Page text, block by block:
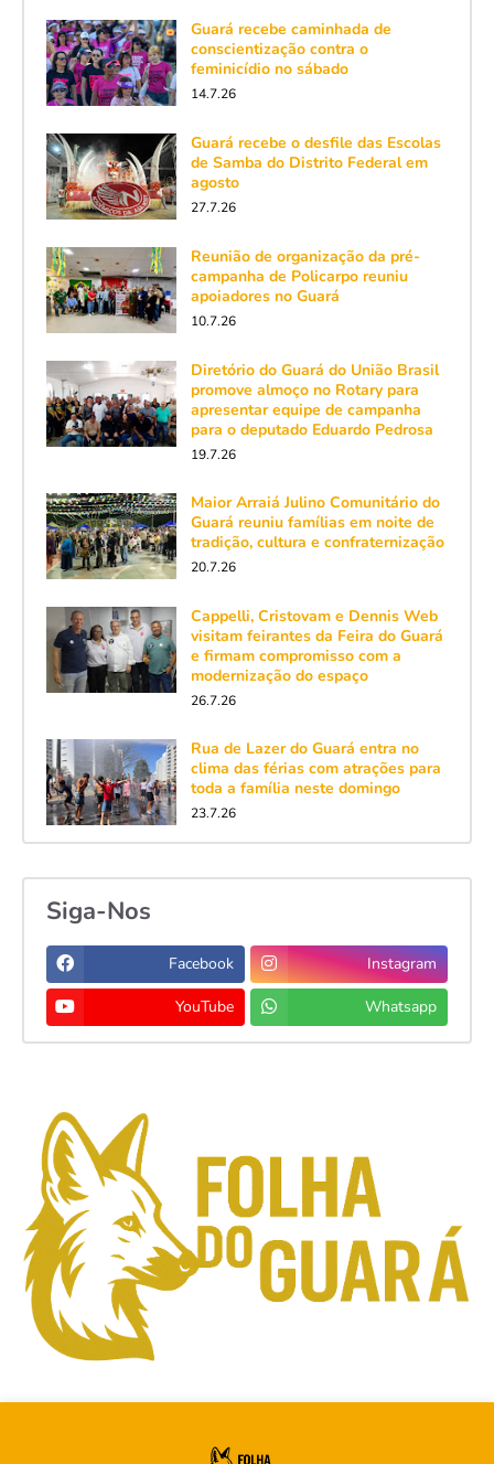
Guará recebe caminhada de
conscientização contra o
feminicídio no sábado
14.7.26
Guará recebe o desfile das Escolas
de Samba do Distrito Federal em
agosto
27.7.26
Reunião de organização da pré-
campanha de Policarpo reuniu
apoiadores no Guará
10.7.26
Diretório do Guará do União Brasil
promove almoço no Rotary para
apresentar equipe de campanha
para o deputado Eduardo Pedrosa
19.7.26
Maior Arraiá Julino Comunitário do
Guará reuniu famílias em noite de
tradição, cultura e confraternização
20.7.26
Cappelli, Cristovam e Dennis Web
visitam feirantes da Feira do Guará
e firmam compromisso com a
modernização do espaço
26.7.26
Rua de Lazer do Guará entra no
clima das férias com atrações para
toda a família neste domingo
23.7.26
Siga-Nos
Facebook Instagram
YouTube Whatsapp